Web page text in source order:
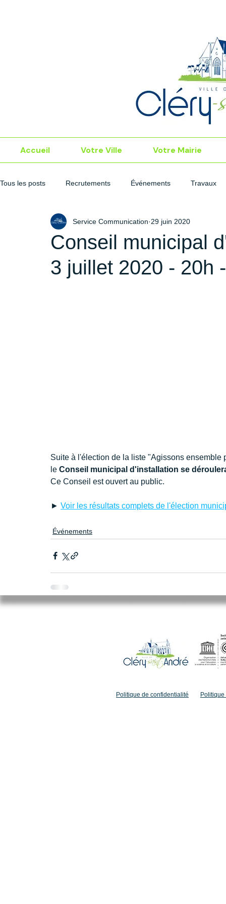
Accueil Votre Ville Votre Mairie
Tous les posts Recrutements Événements Travaux
Conseil municipal
3 juillet 2020 - 20h
Service Communication 29 juin 2020
Suite à l'élection de la liste "Agissons ensemble
le Conseil municipal d'installation se
Ce Conseil est ouvert au public.
► Voir les résultats complets de l'élection
Événements
Politique de confidentialité Politique